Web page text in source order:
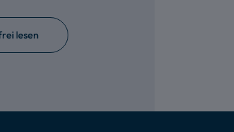
lesen